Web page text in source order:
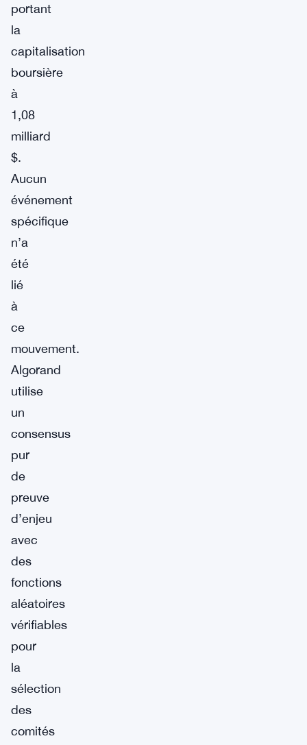
portant
la
capitalisation
boursière
à
1,08
milliard
$.
Aucun
événement
spécifique
n’a
été
lié
à
ce
mouvement.
Algorand
utilise
un
consensus
pur
de
preuve
d’enjeu
avec
des
fonctions
aléatoires
vérifiables
pour
la
sélection
des
comités